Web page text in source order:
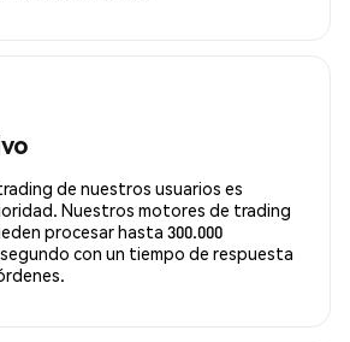
de nuestros usuarios es
Nuestros motores de trading
procesar hasta 300.000
con un tiempo de respuesta